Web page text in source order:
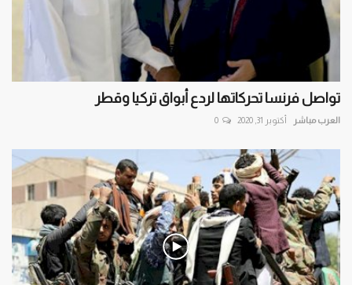
تواصل فرنسا تحركاتها لردع أبواق تركيا وقطر
العرب مباشر أكتوبر 31, 2020 0